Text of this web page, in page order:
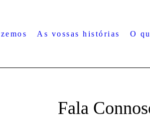
As vossas histórias O
Fala